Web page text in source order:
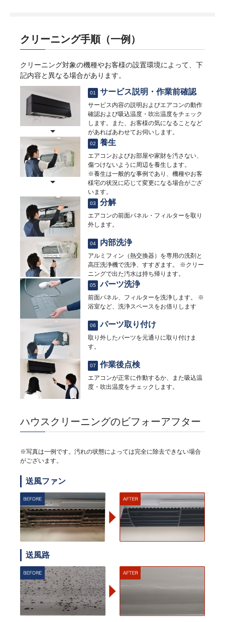
クリーニング手順（一例）
クリーニング対象の機種やお客様の設置環境によって、下
記内容と異なる場合があります。
01 サービス説明・作業前確認
サービス内容の説明およびエアコンの動作
確認および吸込温度・吹出温度をチェック
します。また、お客様の気になることなど
があればあわせてお伺いします。
02 養生
エアコンおよびお部屋や家財を汚さない、
傷つけないように周辺を養生します。
※養生は一般的な事例であり、機種やお客
様宅の状況に応じて変更になる場合がござ
います。
03 分解
エアコンの前面パネル・フィルターを取り
外します。
04 内部洗浄
アルミフィン（熱交換器）を専用の洗剤と
高圧洗浄機で洗浄、すすぎます。 ※クリー
ニングで出た汚水は持ち帰ります。
05 パーツ洗浄
前面パネル、フィルターを洗浄します。 ※
浴室など、洗浄スペースをお借りします
06 パーツ取り付け
取り外したパーツを元通りに取り付けま
す。
07 作業後点検
エアコンが正常に作動するか、また吸込温
度・吹出温度をチェックします。
ハウスクリーニングのビフォーアフター
※写真は一例です。汚れの状態によっては完全に除去できない場合
がございます。
送風ファン
送風路